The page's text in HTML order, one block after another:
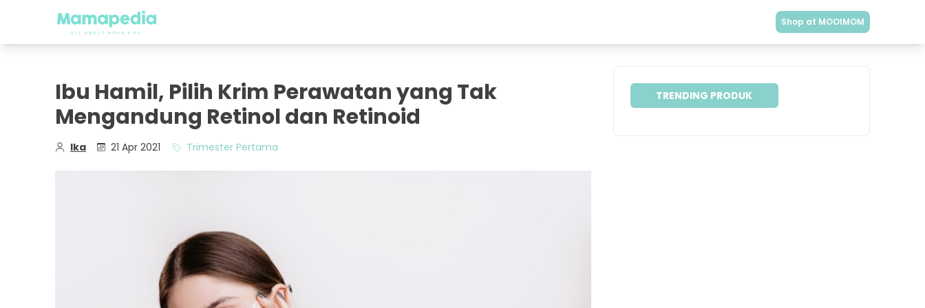
Shop at MOOIMOM
Ibu Hamil, Pilih Krim Perawatan yang Tak
Mengandung Retinol dan Retinoid
Ika 21 Apr 2021 Trimester Pertama
TRENDING PRODUK